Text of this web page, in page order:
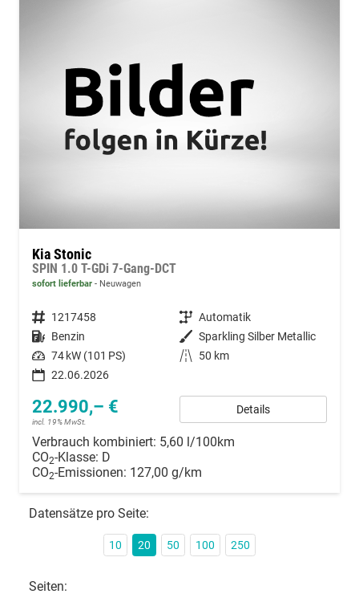
Kia Stonic
SPIN 1.0 T-GDi 7-Gang-DCT
sofort lieferbar Neuwagen
Fahrzeugnummer 1217458 Getriebe Automatik
Kraftstoff Benzin Außenfarbe Sparkling Silber Metallic
Leistung 74 kW (101 PS) Kilometerstand
50 km
22.06.2026
22.990,– €
incl. 19% MwSt.
Details
Verbrauch kombiniert: 5,60 l/100km
CO2-Klasse: D
CO2-Emissionen: 127,00 g/km
Datensätze pro Seite:
10 20 50 100 250
Seiten: